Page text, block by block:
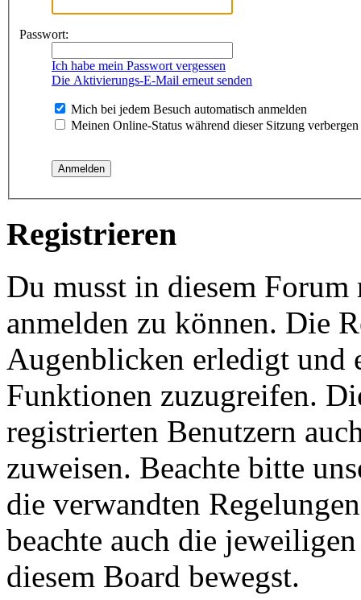
Passwort:
Ich habe mein Passwort vergessen
Die Aktivierungs-E-Mail erneut senden
Mich bei jedem Besuch automatisch anmelden
Meinen Online-Status während dieser Sitzung verbergen
Registrieren
Du musst in diesem
anmelden zu können. Die
Augenblicken erledigt und
Funktionen zuzugreifen.
registrierten Benutzern
zuweisen. Beachte bitte
die verwandten
beachte auch die
diesem Board bewegst.